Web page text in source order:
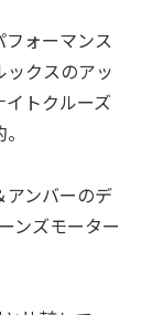
ォーマンス
クスのアッ
トクルーズ
アンバーのデ
ンズモーター